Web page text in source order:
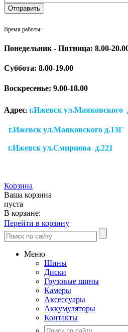
Время работы:
Понедельник - Пятница: 8.00-
Суббота: 8.00-19.00
Воскресенье: 9.00-18.00
Адрес: г.Ижевск
г.Ижевск
г.Ижевск ул.Смирнова д.221
Корзина
Ваша корзина
пуста
В корзине:
Перейти в корзину
Меню
Шины
Диски
Грузовые шины
Камеры
Аксессуары
Аккумуляторы
Контакты